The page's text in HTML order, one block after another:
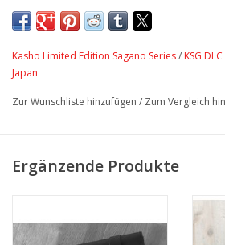
Des Weiteren stellt die DLC
geschmiedete Fingerraste ist durch
Erstmalig ausgestattet mit einer
komfortables und vor allem kreatives
Gepaart mit dem äußerst zuverlässigen
Kasho Limited Edition Sagano Series/ KSG
Japan
Zur Wunschliste hinzufügen / Zum Vergleich
Ergänzende Produkte